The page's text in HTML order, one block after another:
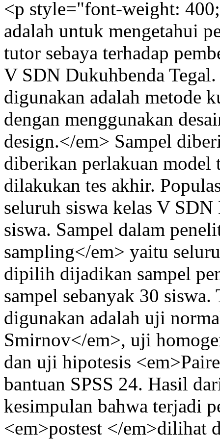
<p style="font-weight:
adalah untuk mengetahui
tutor sebaya terhadap
V SDN Dukuhbenda
digunakan adalah metode
dengan menggunakan
design.</em> Sampel
diberikan perlakuan model
dilakukan tes akhir.
seluruh siswa kelas V
siswa. Sampel dalam
sampling</em> yaitu
dipilih dijadikan sampel
sampel sebanyak 30
digunakan adalah uji
Smirnov</em>, uji
dan uji hipotesis
bantuan SPSS 24. Hasil
kesimpulan bahwa terjadi
<em>postest </em>dilihat